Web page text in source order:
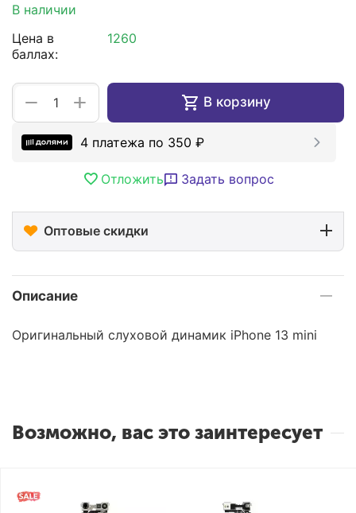
В наличии
Цена в
баллах:
1260
+
− В корзину
4 платежа по 350 ₽
Отложить Задать вопрос
Оптовые скидки
Описание
Оригинальный слуховой динамик iPhone 13 mini
Возможно, вас это заинтересует